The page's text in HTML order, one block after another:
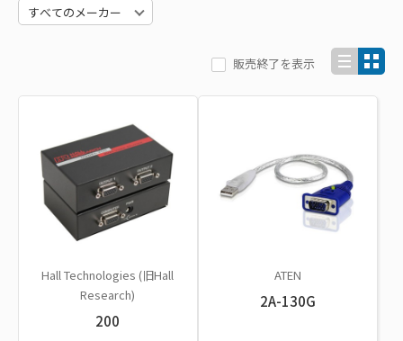
販売終了を表示
Hall Technologies (旧Hall
Research)
200
ATEN
2A-130G